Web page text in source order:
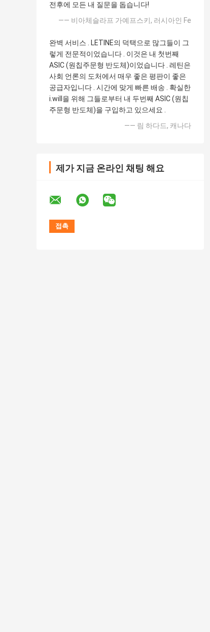
전후에 모든 내 질문을 돕습니다!
—— 비아체슬라프 가예프스키, 러시아인 Fe
완벽 서비스 . LETINE의 덕택으로 많그들이 그
렇게 전문적이었습니다 . 이것은 내 첫번째
ASIC (원칩주문형 반도체)이었습니다 . 레틴은
사회 언론의 도처에서 매우 좋은 평판이 좋은
공급자입니다 . 시간에 맞게 빠른 배송 . 확실한
i.will을 위해 그들로부터 내 두번째 ASIC (원칩
주문형 반도체)을 구입하고 있으세요 .
—— 림 하다드, 캐나다
제가 지금 온라인 채팅 해요